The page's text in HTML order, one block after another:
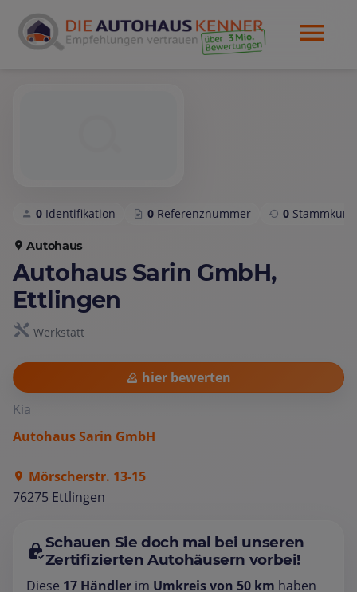
0 Identifikation 0 Referenznummer 0
Autohaus
Autohaus Sarin GmbH,
Ettlingen
Werkstatt
hier bewerten
Kia
Autohaus Sarin GmbH
Mörscherstr. 13-15
76275 Ettlingen
Schauen Sie doch mal bei unseren
Zertifizierten Autohäusern vorbei!
Diese 17 Händler im Umkreis von 50 km haben